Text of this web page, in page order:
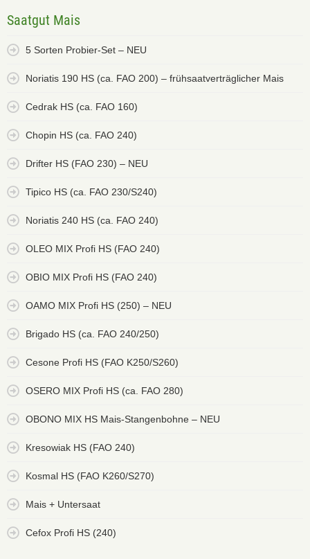
Saatgut Mais
5 Sorten Probier-Set – NEU
Noriatis 190 HS (ca. FAO 200) – frühsaatverträglicher Mais
Cedrak HS (ca. FAO 160)
Chopin HS (ca. FAO 240)
Drifter HS (FAO 230) – NEU
Tipico HS (ca. FAO 230/S240)
Noriatis 240 HS (ca. FAO 240)
OLEO MIX Profi HS (FAO 240)
OBIO MIX Profi HS (FAO 240)
OAMO MIX Profi HS (250) – NEU
Brigado HS (ca. FAO 240/250)
Cesone Profi HS (FAO K250/S260)
OSERO MIX Profi HS (ca. FAO 280)
OBONO MIX HS Mais-Stangenbohne – NEU
Kresowiak HS (FAO 240)
Kosmal HS (FAO K260/S270)
Mais + Untersaat
Cefox Profi HS (240)